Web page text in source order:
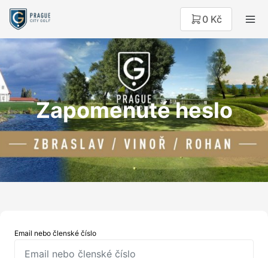
0 Kč
Zapomenuté heslo
Email nebo členské číslo